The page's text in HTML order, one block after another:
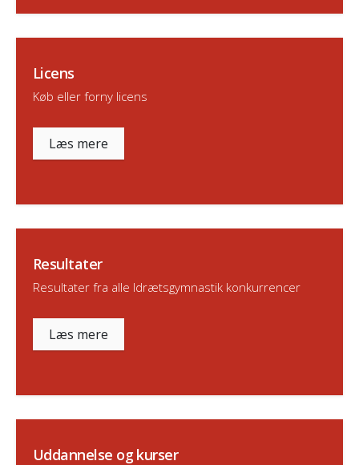
Licens
Køb eller forny licens
Læs mere
Resultater
Resultater fra alle Idrætsgymnastik konkurrencer
Læs mere
Uddannelse og kurser